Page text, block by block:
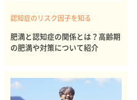
認知症のリスク因子を知る
肥満と認知症の関係とは？高齢期
の肥満や対策について紹介